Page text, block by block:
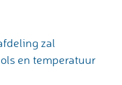
zal
en temperatuur